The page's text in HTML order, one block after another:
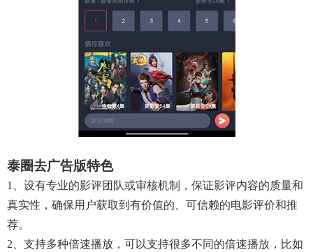
泰圈去广告版特色
1、设有专业的影评团队或审核机制，保证影评内容的质量和
真实性，确保用户获取到有价值的、可信赖的电影评价和推
荐。
2、支持多种倍速播放，可以支持很多不同的倍速播放，比如